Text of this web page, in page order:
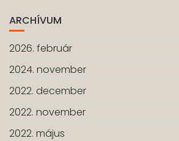
ARCHÍVUM
2026. február
2024. november
2022. december
2022. november
2022. május